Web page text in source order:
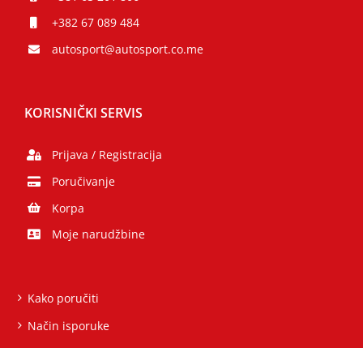
+382 67 089 484
autosport@autosport.co.me
KORISNIČKI SERVIS
Prijava / Registracija
Poručivanje
Korpa
Moje narudžbine
Kako poručiti
Način isporuke